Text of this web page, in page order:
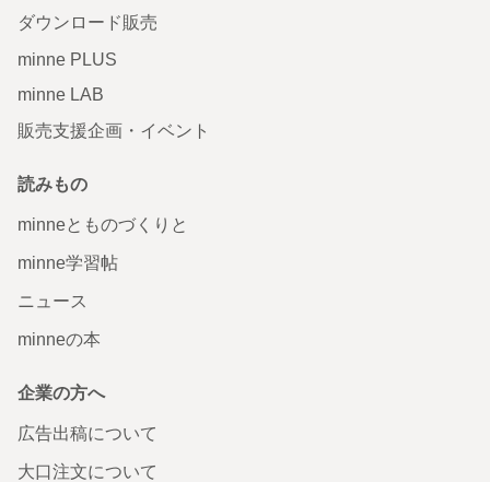
ダウンロード販売
minne PLUS
minne LAB
販売支援企画・イベント
読みもの
minneとものづくりと
minne学習帖
ニュース
minneの本
企業の方へ
広告出稿について
大口注文について